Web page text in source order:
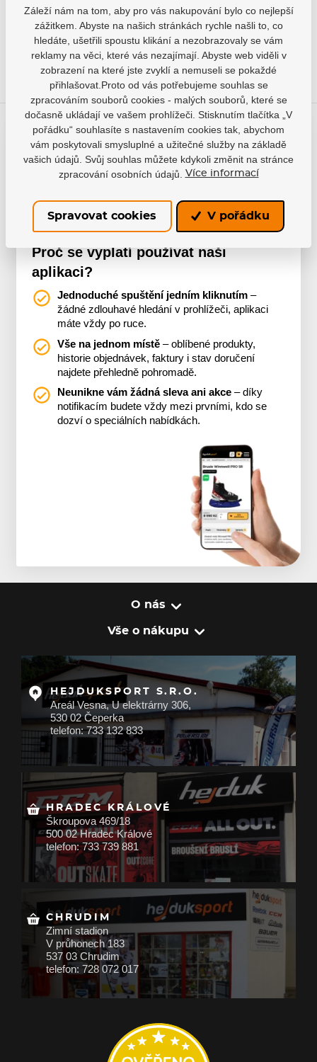
+420 733 132 833
Už máte naši aplikaci?
Nakupte pohodlně s naší aplikací, ať jste kdekoliv.
Proč se vyplatí používat naši
aplikaci?
Jednoduché spuštění jedním kliknutím –
žádné zdlouhavé hledání v prohlížeči, aplikaci
máte vždy po ruce.
Vše na jednom místě – oblíbené produkty,
historie objednávek, faktury i stav doručení
najdete přehledně pohromadě.
Neunikne vám žádná sleva ani akce – díky
notifikacím budete vždy mezi prvními, kdo se
dozví o speciálních nabídkách.
O nás
Vše o nákupu
HEJDUKSPORT S.R.O.
Areál Vesna, U elektrárny 306,
530 02 Čeperka
telefon: 733 132 833
HRADEC KRÁLOVÉ
Škroupova 469/18
500 02 Hradec Králové
telefon: 733 739 881
CHRUDIM
Zimní stadion
V průhonech 183
537 03 Chrudim
telefon: 728 072 017
Záleží nám na tom, aby pro vás nakupování bylo co nejlepší
zážitkem. Abyste na našich stránkách rychle našli to, co
hledáte, ušetřili spoustu klikání a nezobrazovaly se vám
reklamy na věci, které vás nezajímají. Abyste web viděli v
zobrazení na které jste zvyklí a nemuseli se pokaždé
přihlašovat.Proto od vás potřebujeme souhlas se
zpracováním souborů cookies - malých souborů, které se
dočasně ukládají ve vašem prohlížeči. Stisknutím tlačítka „V
pořádku“ souhlasíte s nastavením cookies tak, abychom
vám poskytovali smysluplné a užitečné služby na základě
vašich údajů. Svůj souhlas můžete kdykoli změnit na stránce
zpracování osobních údajů.
Více informací
Spravovat cookies V pořádku